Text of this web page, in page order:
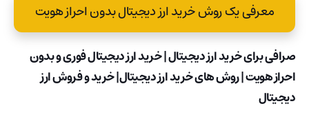
معرفی یک روش خرید ارز دیجیتال بدون احراز هویت
صرافی برای خرید ارز دیجیتال | خرید ارز دیجیتال فوری و بدون
احراز هویت | روش های خرید ارز دیجیتال| خرید و فروش ارز
دیجیتال